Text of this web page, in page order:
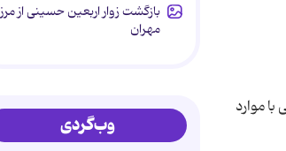
موارد
بازگشت زوار اربعین حسینی از مرز
مهران
وب‌گردی